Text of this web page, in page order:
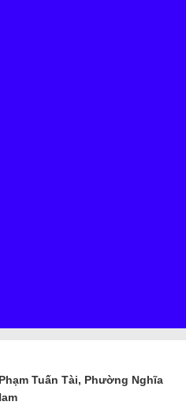
Tuấn Tài, Phường Nghĩa